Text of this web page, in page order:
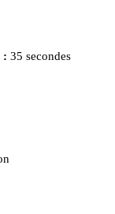
: 35 secondes